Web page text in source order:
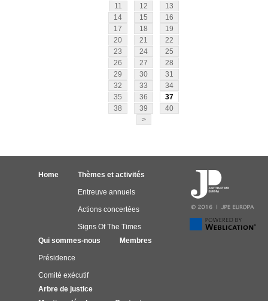
11
12
13
14
15
16
17
18
19
20
21
22
23
24
25
26
27
28
29
30
31
32
33
34
35
36
37
38
39
40
>
Home Thèmes et activités
Entreuve annuels
Actions concertées
Signs Of The Times
Qui sommes-nous
Présidence
Comité exécutif
Membres
Arbre de justice